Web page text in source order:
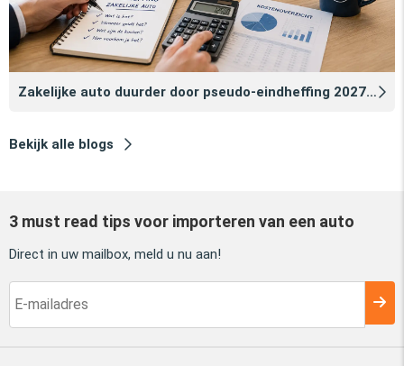
Zakelijke auto duurder door pseudo‑eindheffing 2027: zo voorkomt u dat
Bekijk alle blogs
3 must read tips voor importeren van een auto
Direct in uw mailbox, meld u nu aan!